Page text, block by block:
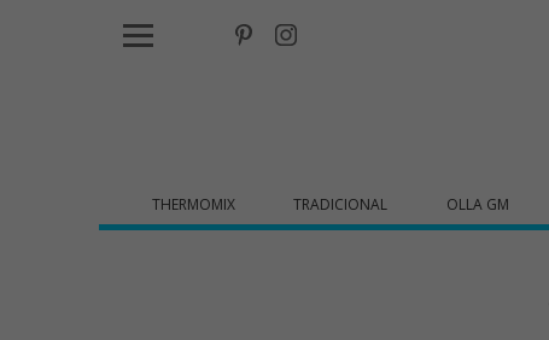
THERMOMIX TRADICIONAL OLLA GM